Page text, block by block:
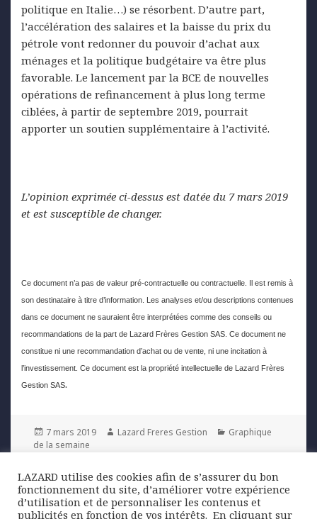
politique en Italie…) se résorbent. D’autre part,
l’accélération des salaires et la baisse du prix du
pétrole vont redonner du pouvoir d’achat aux
ménages et la politique budgétaire va être plus
favorable. Le lancement par la BCE de nouvelles
opérations de refinancement à plus long terme
ciblées, à partir de septembre 2019, pourrait
apporter un soutien supplémentaire à l’activité.
L’opinion exprimée ci-dessus est datée du 7 mars 2019
et est susceptible de changer.
Ce document n’a pas de valeur pré-contractuelle ou contractuelle. Il est remis à
son destinataire à titre d’information. Les analyses et/ou descriptions contenues
dans ce document ne sauraient être interprétées comme des conseils ou
recommandations de la part de Lazard Frères Gestion SAS. Ce document ne
constitue ni une recommandation d’achat ou de vente, ni une incitation à
l’investissement. Ce document est la propriété intellectuelle de Lazard Frères
Gestion SAS.
Posted
on
7 mars 2019 Author
Lazard Freres Gestion Categories
Graphique
de la semaine
Navigation
l’article
PREVIOUS
Previous
Chine : priorité à la croissance
LAZARD utilise des cookies afin de s’assurer du bon
fonctionnement du site, d’améliorer votre expérience
d’utilisation et de personnaliser les contenus et
publicités en fonction de vos intérêts. ​ En cliquant sur